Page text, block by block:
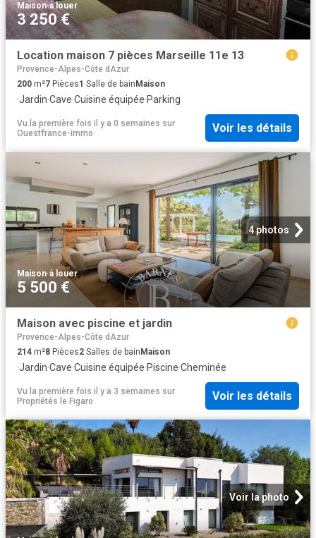
Maison·à louer
3 250 €
Location maison 7 pièces Marseille 11e 13
Provence-Alpes-Côte dAzur
200 m²7 Pièces1 Salle de bain Maison
·Jardin·Cave·Cuisine équipée·Parking
Vu la première fois il y a 0 semaines sur
Ouestfrance-immo
Voir les détails
4 photos
Maison·à louer
5 500 €
Maison avec piscine et jardin
Provence-Alpes-Côte dAzur
214 m²8 Pièces2 Salles de bainMaison
·Jardin·Cave·Cuisine équipée·Piscine·Cheminée
Vu la première fois il y a 3 semaines sur
Propriétés le Figaro
Voir les détails
Voir la photo